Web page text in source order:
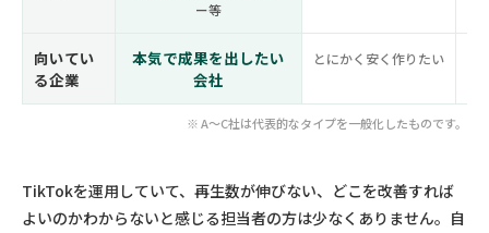
ー等
向いてい
る企業
本気で成果を出したい
会社
とにかく安く作りたい
※ A〜C社は代表的なタイプを一般化したものです。
TikTokを運用していて、再生数が伸びない、どこを改善すれば
よいのかわからないと感じる担当者の方は少なくありません。自